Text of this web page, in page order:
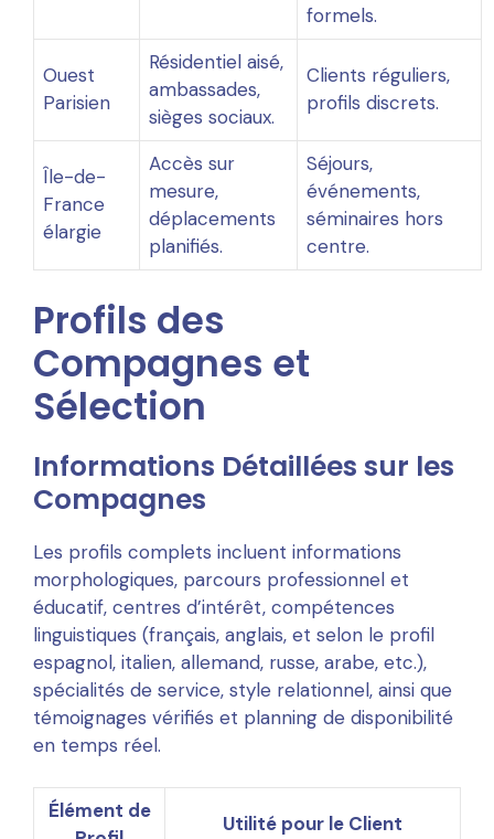
formels.
Ouest
Parisien
Résidentiel aisé,
ambassades,
sièges sociaux.
Clients réguliers,
profils discrets.
Île-de-
France
élargie
Accès sur
mesure,
déplacements
planifiés.
Séjours,
événements,
séminaires hors
centre.
Profils des
Compagnes et
Sélection
Informations Détaillées sur les
Compagnes
Les profils complets incluent informations
morphologiques, parcours professionnel et
éducatif, centres d’intérêt, compétences
linguistiques (français, anglais, et selon le profil
espagnol, italien, allemand, russe, arabe, etc.),
spécialités de service, style relationnel, ainsi que
témoignages vérifiés et planning de disponibilité
en temps réel.
Élément de
Utilité pour le Client